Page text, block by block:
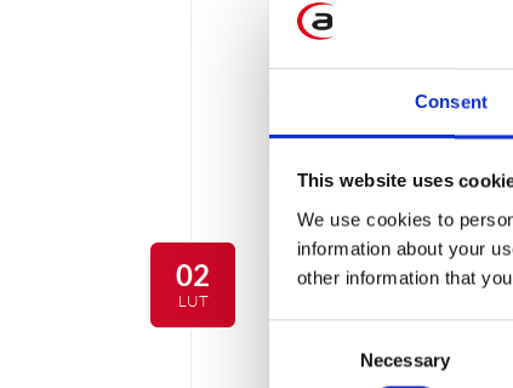
Consent
This website uses
We use cookies to
information about your
other information that
Necessary
płatniczych są barierą
nadmiernym
2 min
02
LUT